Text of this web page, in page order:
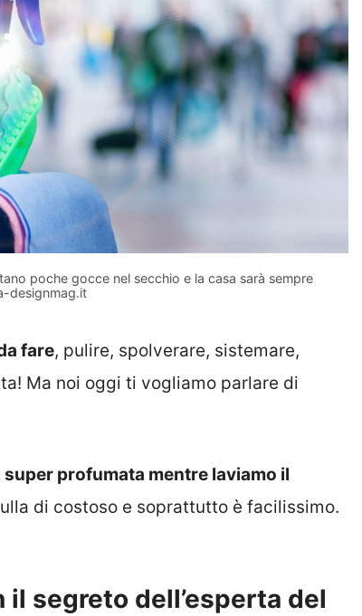
poche gocce nel secchio e la casa sarà sempre
designmag.it
fare, pulire, spolverare, sistemare,
Ma noi oggi ti vogliamo parlare di
super profumata mentre laviamo il
di costoso e soprattutto è facilissimo.
segreto dell’esperta del